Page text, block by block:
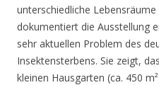
unterschiedliche
dokumentiert die Ausstellung
sehr aktuellen Problem des
Insektensterbens. Sie zeigt,
kleinen Hausgarten (ca. 450